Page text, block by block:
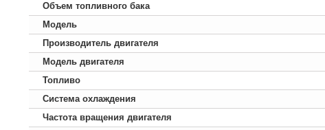
Объем топливного бака
Модель
Производитель двигателя
Модель двигателя
Топливо
Система охлаждения
Частота вращения двигателя